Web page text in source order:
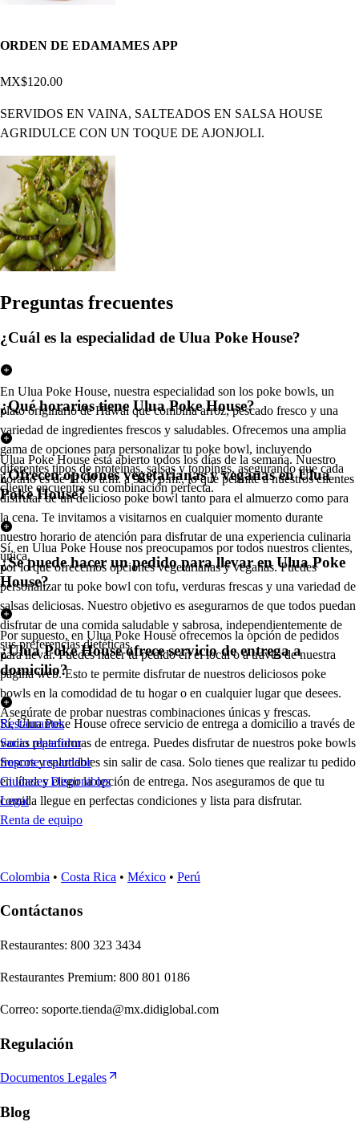
ORDEN DE EDAMAMES APP
MX$120.00
SERVIDOS EN VAINA, SALTEADOS EN SALSA HOUSE
AGRIDULCE CON UN TOQUE DE AJONJOLI.
Preguntas frecuentes
¿Cuál es la especialidad de Ulua Poke House?
En Ulua Poke House, nuestra especialidad son los poke bowls, un
plato originario de Hawái que combina arroz, pescado fresco y una
variedad de ingredientes frescos y saludables. Ofrecemos una amplia
gama de opciones para personalizar tu poke bowl, incluyendo
diferentes tipos de proteínas, salsas y toppings, asegurando que cada
cliente encuentre su combinación perfecta.
¿Qué horarios tiene Ulua Poke House?
Ulua Poke House está abierto todos los días de la semana. Nuestro
horario es de 11:00 a.m. a 9:00 p.m., lo que permite a nuestros clientes
disfrutar de un delicioso poke bowl tanto para el almuerzo como para
la cena. Te invitamos a visitarnos en cualquier momento durante
nuestro horario de atención para disfrutar de una experiencia culinaria
única.
¿Ofrecen opciones vegetarianas y veganas en Ulua
Poke House?
Sí, en Ulua Poke House nos preocupamos por todos nuestros clientes,
por lo que ofrecemos opciones vegetarianas y veganas. Puedes
personalizar tu poke bowl con tofu, verduras frescas y una variedad de
salsas deliciosas. Nuestro objetivo es asegurarnos de que todos puedan
disfrutar de una comida saludable y sabrosa, independientemente de
sus preferencias dietéticas.
¿Se puede hacer un pedido para llevar en Ulua Poke
House?
Por supuesto, en Ulua Poke House ofrecemos la opción de pedidos
para llevar. Puedes hacer tu pedido en el local o a través de nuestra
página web. Esto te permite disfrutar de nuestros deliciosos poke
bowls en la comodidad de tu hogar o en cualquier lugar que desees.
Asegúrate de probar nuestras combinaciones únicas y frescas.
¿Ulua Poke House ofrece servicio de entrega a
domicilio?
Sí, Ulua Poke House ofrece servicio de entrega a domicilio a través de
varias plataformas de entrega. Puedes disfrutar de nuestros poke bowls
frescos y saludables sin salir de casa. Solo tienes que realizar tu pedido
en línea y elegir la opción de entrega. Nos aseguramos de que tu
comida llegue en perfectas condiciones y lista para disfrutar.
Restaurantes
Socio repartidor
Soporte repartidor
Ciudades Disponibles
Legal
Renta de equipo
Colombia • Costa Rica • México • Perú
Contáctanos
Restaurantes: 800 323 3434
Restaurantes Premium: 800 801 0186
Correo: soporte.tienda@mx.didiglobal.com
Regulación
Documentos Legales
Blog